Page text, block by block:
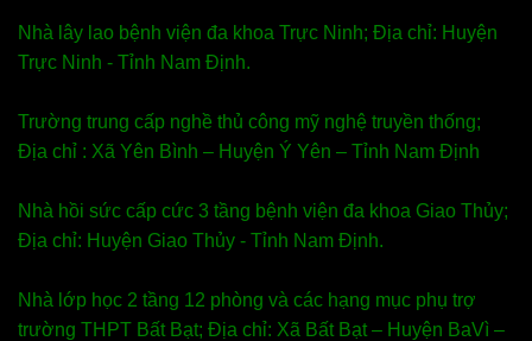
Nhà lây lao bệnh viện đa khoa Trực Ninh; Địa chỉ: Huyện
Trực Ninh - Tỉnh Nam Định.
Trường trung cấp nghề thủ công mỹ nghệ truyền thống;
Địa chỉ : Xã Yên Bình – Huyện Ý Yên – Tỉnh Nam Định
Nhà hồi sức cấp cức 3 tầng bệnh viện đa khoa Giao Thủy;
Địa chỉ: Huyện Giao Thủy - Tỉnh Nam Định.
Nhà lớp học 2 tầng 12 phòng và các hạng mục phụ trợ
trường THPT Bất Bạt; Địa chỉ: Xã Bất Bạt – Huyện BaVì –